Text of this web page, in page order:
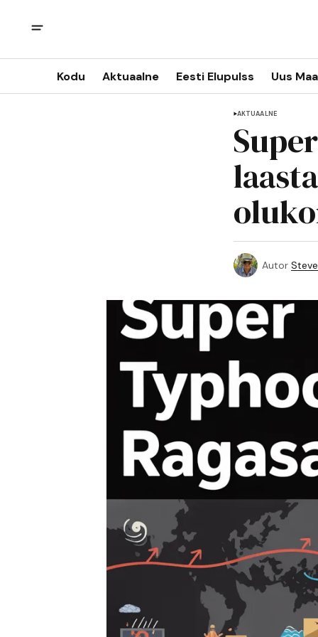
Kodu Aktuaalne Eesti Elupulss Uus
AKTUAALNE
Autor